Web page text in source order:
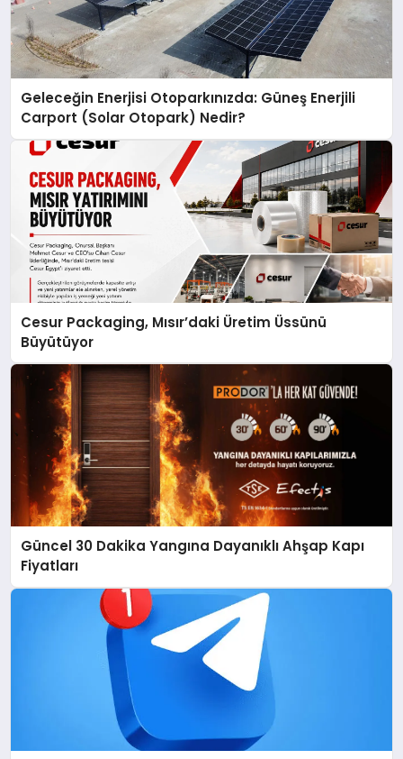
Geleceğin Enerjisi Otoparkınızda: Güneş Enerjili
Carport (Solar Otopark) Nedir?
Cesur Packaging, Mısır’daki Üretim Üssünü
Büyütüyor
Güncel 30 Dakika Yangına Dayanıklı Ahşap Kapı
Fiyatları